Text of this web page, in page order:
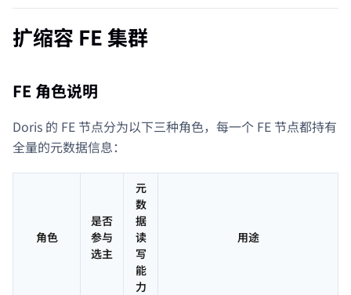
扩缩容 FE 集群
FE 角色说明
Doris 的 FE 节点分为以下三种角色，每一个 FE 节点都持有
全量的元数据信息：
角色
是否
参与
选主
元
数
据
读
写
能
力
用途